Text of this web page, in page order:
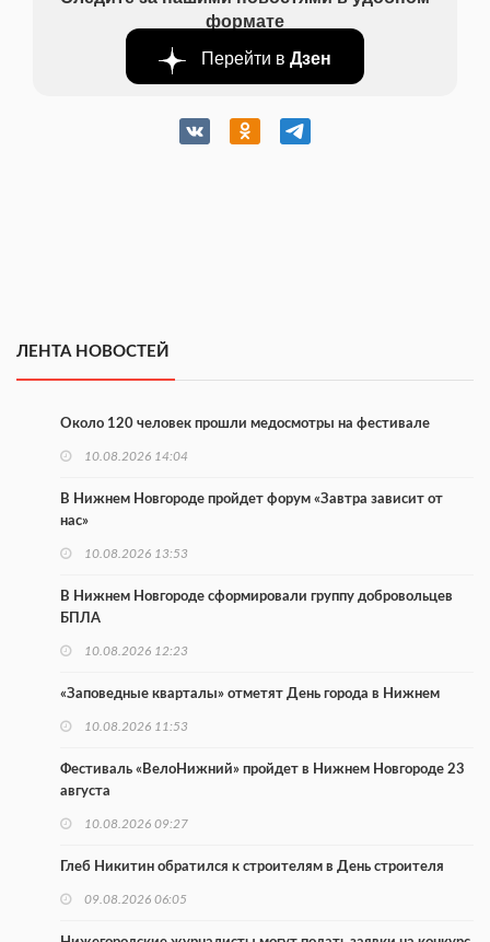
формате
Перейти в Дзен
ЛЕНТА НОВОСТЕЙ
Около 120 человек прошли медосмотры на фестивале
10.08.2026 14:04
В Нижнем Новгороде пройдет форум «Завтра зависит от
нас»
10.08.2026 13:53
В Нижнем Новгороде сформировали группу добровольцев
БПЛА
10.08.2026 12:23
«Заповедные кварталы» отметят День города в Нижнем
10.08.2026 11:53
Фестиваль «ВелоНижний» пройдет в Нижнем Новгороде 23
августа
10.08.2026 09:27
Глеб Никитин обратился к строителям в День строителя
09.08.2026 06:05